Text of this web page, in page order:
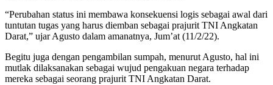
“Perubahan status ini membawa konsekuensi logis sebagai awal dari
tuntutan tugas yang harus diemban sebagai prajurit TNI Angkatan
Darat,” ujar Agusto dalam amanatnya, Jum’at (11/2/22).
Begitu juga dengan pengambilan sumpah, menurut Agusto, hal ini
mutlak dilaksanakan sebagai wujud pengakuan negara terhadap
mereka sebagai seorang prajurit TNI Angkatan Darat.